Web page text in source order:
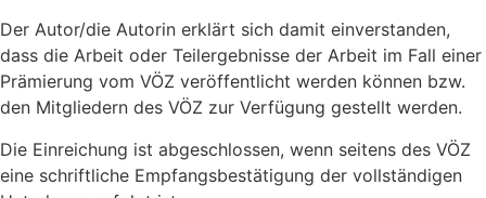
Der Autor/die Autorin erklärt sich damit einverstanden,
dass die Arbeit oder Teilergebnisse der Arbeit im Fall einer
Prämierung vom VÖZ veröffentlicht werden können bzw.
den Mitgliedern des VÖZ zur Verfügung gestellt werden.
Die Einreichung ist abgeschlossen, wenn seitens des VÖZ
eine schriftliche Empfangsbestätigung der vollständigen